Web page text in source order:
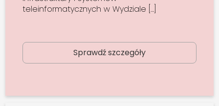
teleinformatycznych w Wydziale […]
Sprawdź szczegóły